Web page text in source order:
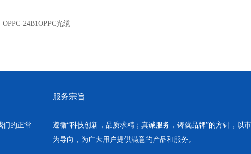
OPPC-24B1OPPC光缆
们的正常
服务宗旨
遵循“科技创新，品质求精；真诚服务，铸就品牌”的方针，以
为导向，为广大用户提供满意的产品和服务。